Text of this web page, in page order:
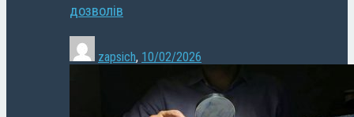
дозволів
zapsich, 10/02/2026